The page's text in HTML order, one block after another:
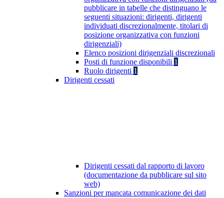
pubblicare in tabelle che distinguano le
seguenti situazioni: dirigenti, dirigenti
individuati discrezionalmente, titolari di
posizione organizzativa con funzioni
dirigenziali)
Elenco posizioni dirigenziali discrezionali
Posti di funzione disponibili 1
Ruolo dirigenti 1
Dirigenti cessati
Dirigenti cessati dal rapporto di lavoro
(documentazione da pubblicare sul sito
web)
Sanzioni per mancata comunicazione dei dati